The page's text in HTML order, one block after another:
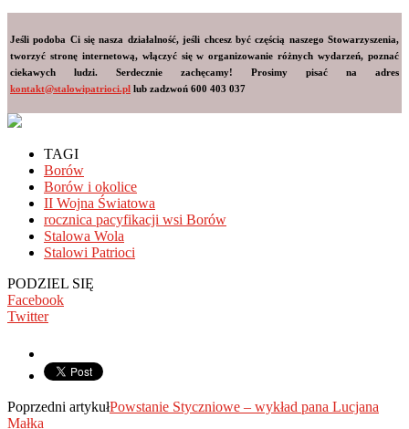
Jeśli podoba Ci się nasza działalność, jeśli chcesz być częścią naszego Stowarzyszenia,
tworzyć stronę internetową, włączyć się w organizowanie różnych wydarzeń, poznać
ciekawych ludzi. Serdecznie zachęcamy! Prosimy pisać na adres
kontakt@stalowipatrioci.pl lub zadzwoń 600 403 037
TAGI
Borów
Borów i okolice
II Wojna Światowa
rocznica pacyfikacji wsi Borów
Stalowa Wola
Stalowi Patrioci
PODZIEL SIĘ
Facebook
Twitter
Poprzedni artykułPowstanie Styczniowe – wykład pana Lucjana
Małka